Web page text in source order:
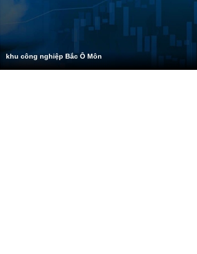
khu công nghiệp Bắc Ô Môn